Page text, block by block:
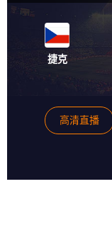
捷克
高清直播